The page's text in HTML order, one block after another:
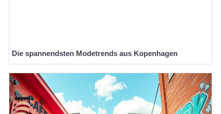
Die spannendsten Modetrends aus Kopenhagen